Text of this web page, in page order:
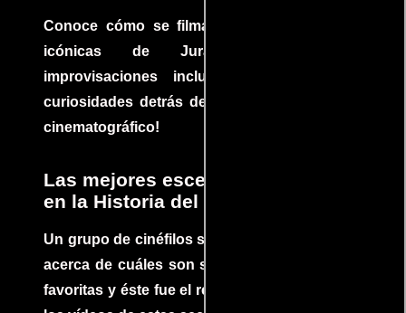
Conoce cómo se filmaron algunas escenas
icónicas de Jurassic Park, con
improvisaciones incluidas. ¡Descubre las
curiosidades detrás del rodaje de un clásico
cinematográfico!
Las mejores escenas de acción
en la Historia del cine
Un grupo de cinéfilos se juntaron para debatir
acerca de cuáles son sus escenas de acción
favoritas y éste fue el resultado. No te pierdas